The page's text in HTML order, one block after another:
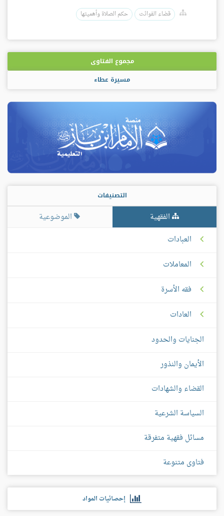
قضاء الفوائت حكم الصلاة وأهميتها
مجموع الفتاوى
مسيرة عطاء
التصنيفات
الفقهية
الموضوعية
العبادات
المعاملات
فقه الأسرة
العادات
الجنايات والحدود
الأيمان والنذور
القضاء والشهادات
السياسة الشرعية
مسائل فقهية متفرقة
فتاوى متنوعة
إحصائيات المواد